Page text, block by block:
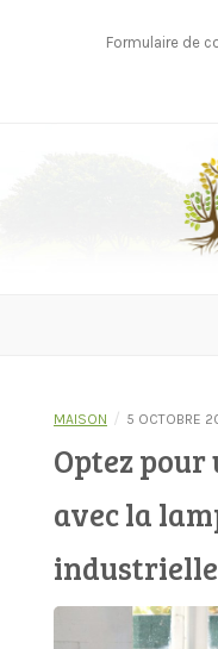
Formulaire de
MAISON / 5 OCTOBRE
Optez pour
avec la
industrielle